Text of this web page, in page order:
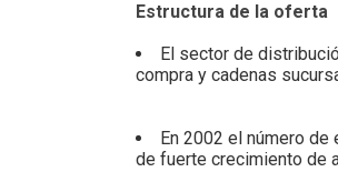
Estructura de la oferta
El sector de
compra y cadenas
En 2002 el número
de fuerte crecimiento de